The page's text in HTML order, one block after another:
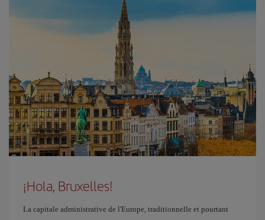
¡Hola, Bruxelles!
La capitale administrative de l'Europe, traditionnelle et pourtant